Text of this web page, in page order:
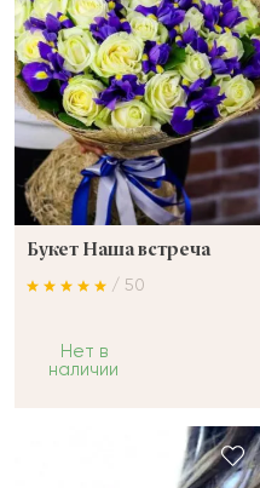
Букет Наша встреча
/ 50
Нет в
наличии